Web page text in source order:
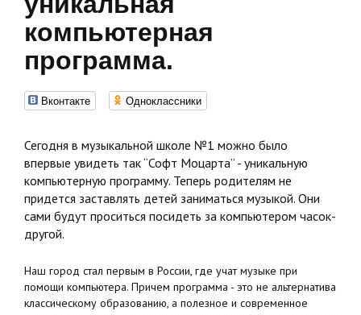
компьютерная
программа.
Вконтакте Одноклассники
Сегодня в музыкальной школе №1 можно было
впервые увидеть так “Софт Моцарта” - уникальную
компьютерную программу. Теперь родителям не
придется заставлять детей заниматься музыкой. Они
сами будут проситься посидеть за компьютером часок-
другой.
Наш город стал первым в России, где учат музыке при
помощи компьютера. Причем программа - это не альтернатива
классическому образованию, а полезное и современное